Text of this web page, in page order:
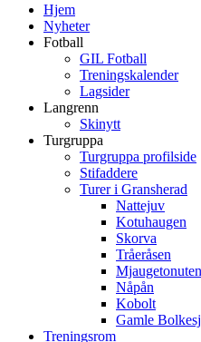
Hjem
Nyheter
Fotball
GIL Fotball
Treningskalender
Lagsider
Langrenn
Skinytt
Turgruppa
Turgruppa profilside
Stifaddere
Turer i Gransherad
Nattejuv
Kotuhaugen
Skorva
Tråeråsen
Mjaugetonuten
Nåpån
Kobolt
Gamle
Treningsrom